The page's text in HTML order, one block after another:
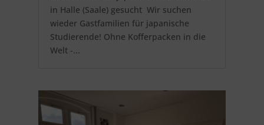
in Halle (Saale) gesucht Wir suchen
wieder Gastfamilien für japanische
Studierende! Ohne Kofferpacken in die
Welt -...